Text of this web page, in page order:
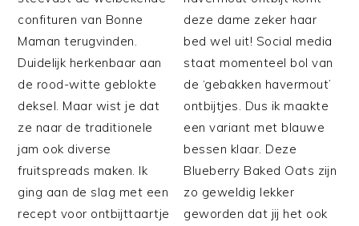
confituren van Bonne
Maman terugvinden.
Duidelijk herkenbaar aan
de rood-witte geblokte
deksel. Maar wist je dat
ze naar de traditionele
jam ook diverse
fruitspreads maken. Ik
ging aan de slag met een
recept voor ontbijttaartje
deze dame zeker haar
bed wel uit! Social media
staat momenteel bol van
de ‘gebakken havermout’
ontbijtjes. Dus ik maakte
een variant met blauwe
bessen klaar. Deze
Blueberry Baked Oats zijn
zo geweldig lekker
geworden dat jij het ook